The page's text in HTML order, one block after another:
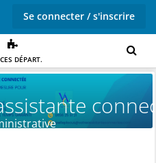
Se connecter / s'inscrire
DÉPART.